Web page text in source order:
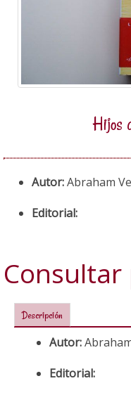
Hijos
Autor:Abraham
Editorial:
Consultar
Descripción
Autor:
Editorial: